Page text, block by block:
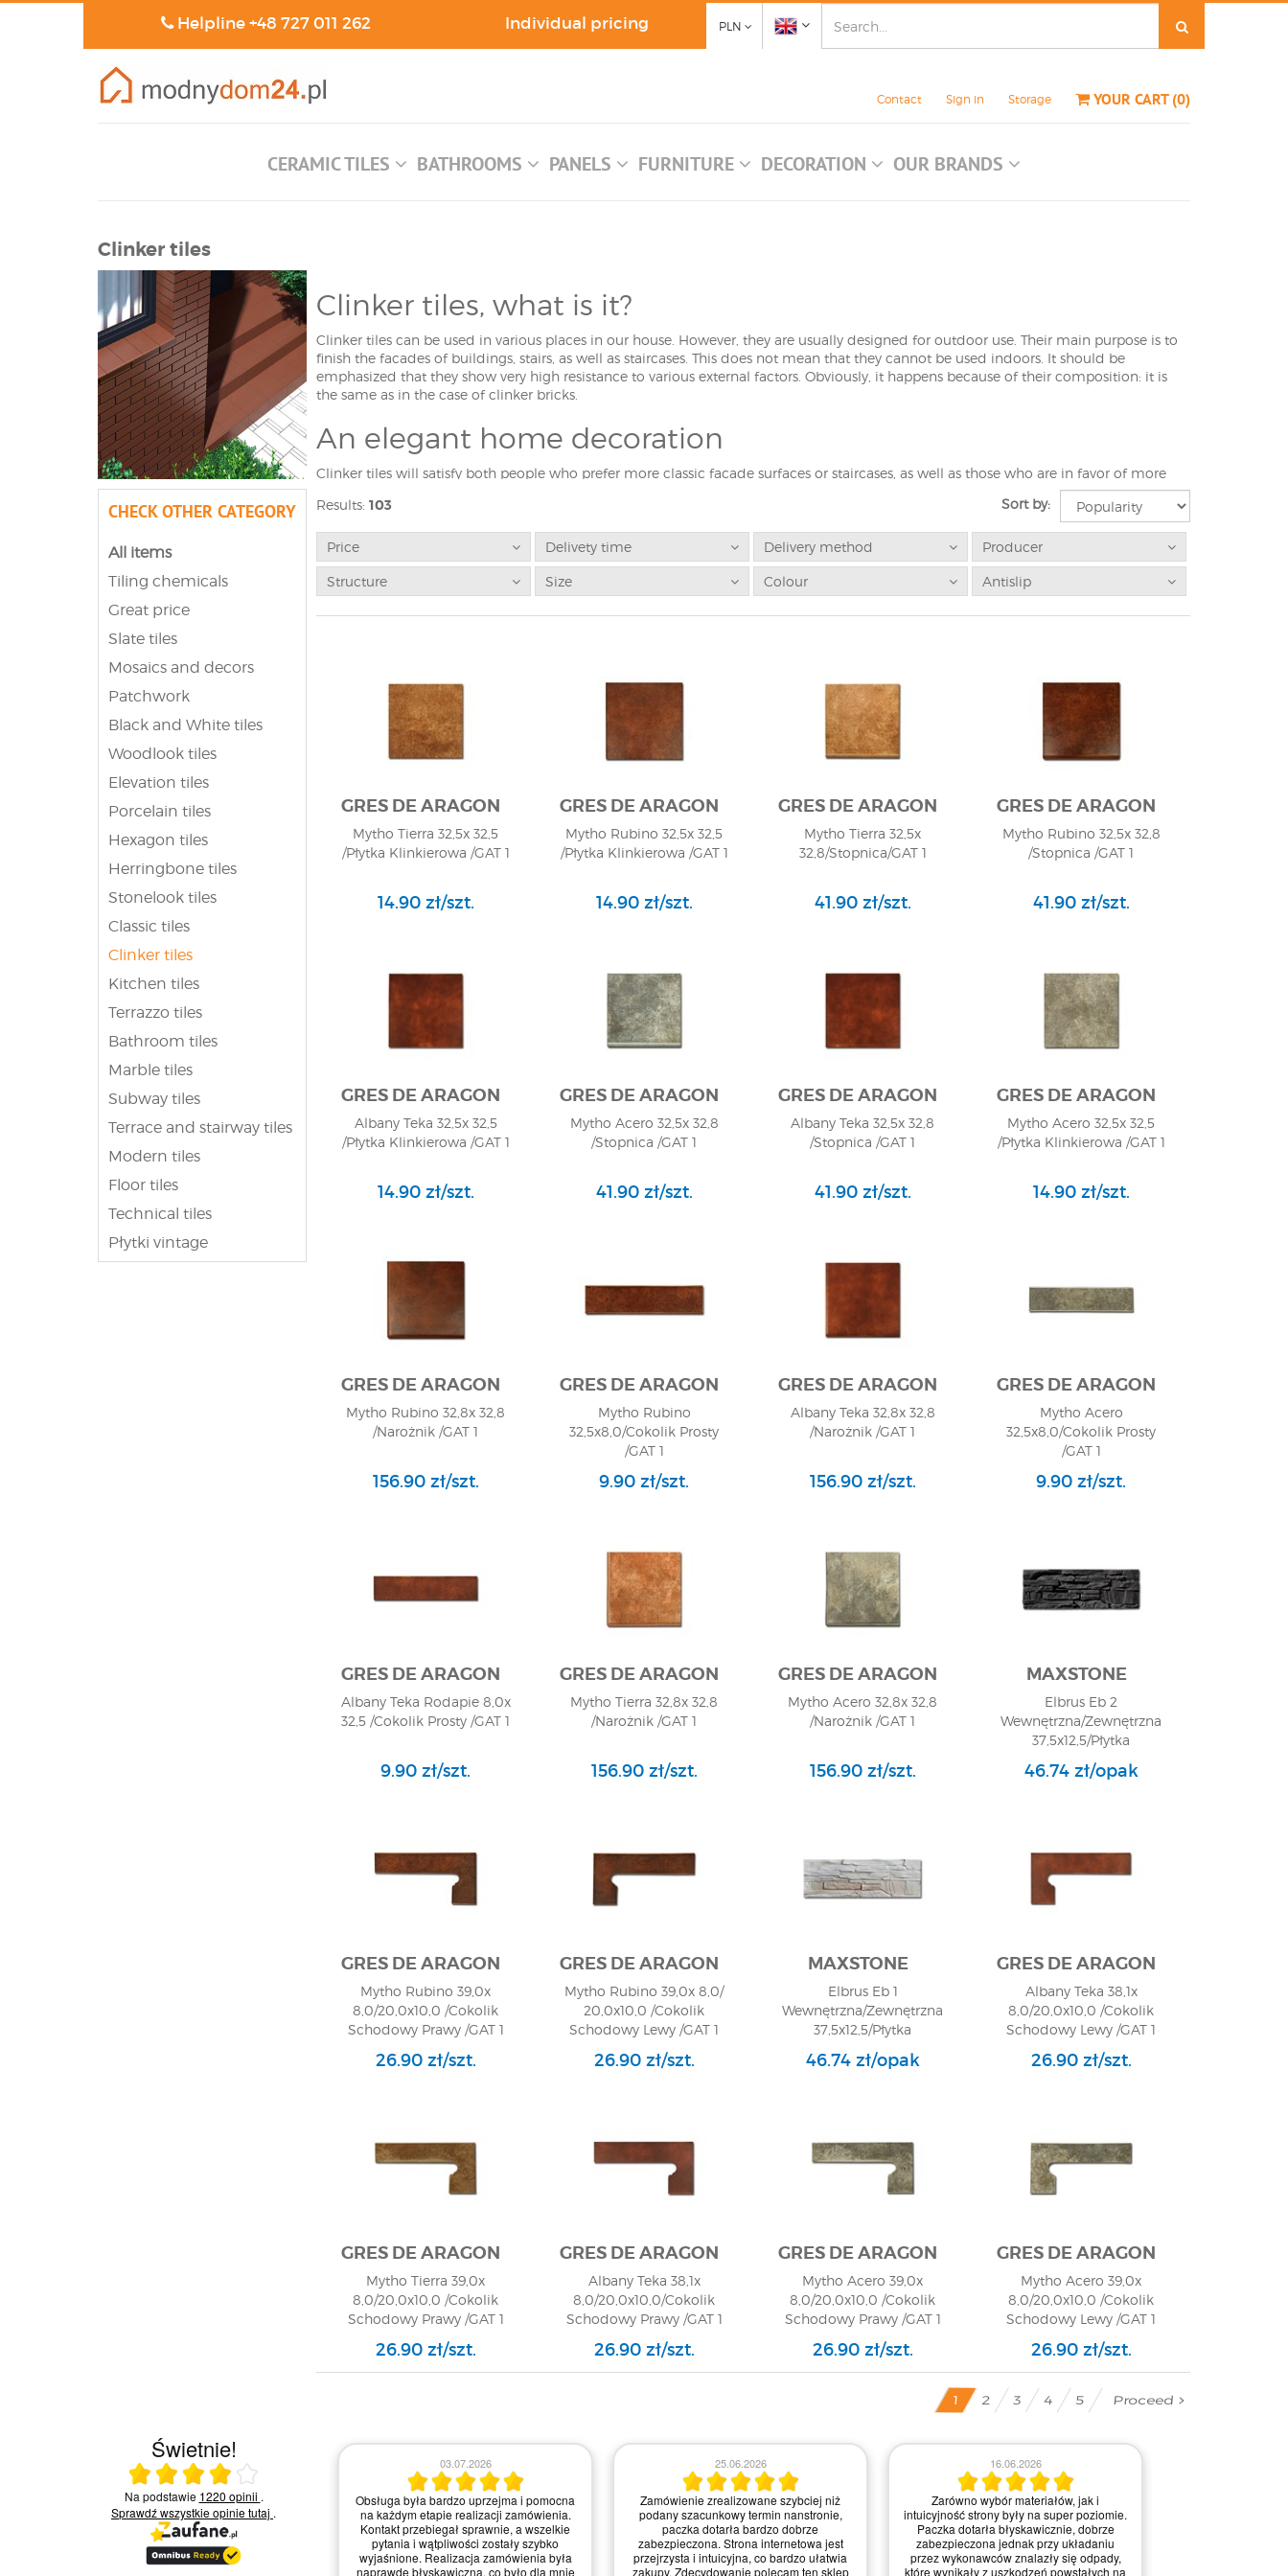
Helpline+48 727 011 262 Individual pricing PLN
Contact Sign in Storage YOUR CART(0)
CERAMIC TILES BATHROOMS PANELS FURNITURE DECORATION OUR BRANDS
Clinker tiles
Clinker tiles, what is it?
Clinker tiles can be used in various places in our house. However, they are usually designed for outdoor use. Their main purpose is to
finish the facades of buildings, stairs, as well as staircases. This does not mean that they cannot be used indoors. It should be
emphasized that they show very high resistance to various external factors. Obviously, it happens because of their composition: it is
the same as in the case of clinker bricks.
An elegant home decoration
Clinker tiles will satisfy both people who prefer more classic facade surfaces or staircases, as well as those who are in favor of more
original solutions. When deciding on the choice of ceramics, we should pay attention primarily to its size and color. It is important
that they aesthetically complement the finish of the places we choose. Whenever we are talking about finishing using building clinker
tiles for a building facade, we recommend choosing ones that will imitate brick. On the other hand, in the case when we are talking
about stair tiles, it is better to choose clinker tiles with a smooth surface. Modnydom24.pl, as a company distributing this type of
products, prioritizes the satisfaction of its customers. Therefore, if you have any suggestions and thoughts, we encourage you to share
them!
CHECK OTHER CATEGORY
All items
Tiling chemicals
Great price
Slate tiles
Mosaics and decors
Patchwork
Black and White tiles
Woodlook tiles
Elevation tiles
Porcelain tiles
Hexagon tiles
Herringbone tiles
Stonelook tiles
Classic tiles
Clinker tiles
Kitchen tiles
Terrazzo tiles
Bathroom tiles
Marble tiles
Subway tiles
Terrace and stairway tiles
Modern tiles
Floor tiles
Technical tiles
Płytki vintage
Results: 103 Sort by:
Price Delivety time Delivery method Producer
Structure Size Colour Antislip
GRES DE ARAGON
Mytho Tierra 32,5x 32,5
/Płytka Klinkierowa /GAT 1
14.90 zł/szt.
GRES DE ARAGON
Mytho Rubino 32,5x 32,5
/Płytka Klinkierowa /GAT 1
14.90 zł/szt.
GRES DE ARAGON
Mytho Tierra 32,5x
32,8/Stopnica/GAT 1
41.90 zł/szt.
GRES DE ARAGON
Mytho Rubino 32,5x 32,8
/Stopnica /GAT 1
41.90 zł/szt.
GRES DE ARAGON
Albany Teka 32,5x 32,5
/Płytka Klinkierowa /GAT 1
14.90 zł/szt.
GRES DE ARAGON
Mytho Acero 32,5x 32,8
/Stopnica /GAT 1
41.90 zł/szt.
GRES DE ARAGON
Albany Teka 32,5x 32,8
/Stopnica /GAT 1
41.90 zł/szt.
GRES DE ARAGON
Mytho Acero 32,5x 32,5
/Płytka Klinkierowa /GAT 1
14.90 zł/szt.
GRES DE ARAGON
Mytho Rubino 32,8x 32,8
/Narożnik /GAT 1
156.90 zł/szt.
GRES DE ARAGON
Mytho Rubino
32,5x8,0/Cokolik Prosty
/GAT 1
9.90 zł/szt.
GRES DE ARAGON
Albany Teka 32,8x 32,8
/Narożnik /GAT 1
156.90 zł/szt.
GRES DE ARAGON
Mytho Acero
32,5x8,0/Cokolik Prosty
/GAT 1
9.90 zł/szt.
GRES DE ARAGON
Albany Teka Rodapie 8,0x
32,5 /Cokolik Prosty /GAT 1
9.90 zł/szt.
GRES DE ARAGON
Mytho Tierra 32,8x 32,8
/Narożnik /GAT 1
156.90 zł/szt.
GRES DE ARAGON
Mytho Acero 32,8x 32,8
/Narożnik /GAT 1
156.90 zł/szt.
MAXSTONE
Elbrus Eb 2
Wewnętrzna/Zewnętrzna
37,5x12,5/Płytka
Elewacyjna/GAT 1
46.74 zł/opak
GRES DE ARAGON
Mytho Rubino 39,0x
8,0/20,0x10,0 /Cokolik
Schodowy Prawy /GAT 1
26.90 zł/szt.
GRES DE ARAGON
Mytho Rubino 39,0x 8,0/
20,0x10,0 /Cokolik
Schodowy Lewy /GAT 1
26.90 zł/szt.
MAXSTONE
Elbrus Eb 1
Wewnętrzna/Zewnętrzna
37,5x12,5/Płytka
Elewacyjna/GAT 1
46.74 zł/opak
GRES DE ARAGON
Albany Teka 38,1x
8,0/20,0x10,0 /Cokolik
Schodowy Lewy /GAT 1
26.90 zł/szt.
GRES DE ARAGON
Mytho Tierra 39,0x
8,0/20,0x10,0 /Cokolik
Schodowy Prawy /GAT 1
26.90 zł/szt.
GRES DE ARAGON
Albany Teka 38,1x
8,0/20,0x10,0/Cokolik
Schodowy Prawy /GAT 1
26.90 zł/szt.
GRES DE ARAGON
Mytho Acero 39,0x
8,0/20,0x10,0 /Cokolik
Schodowy Prawy /GAT 1
26.90 zł/szt.
GRES DE ARAGON
Mytho Acero 39,0x
8,0/20,0x10,0 /Cokolik
Schodowy Lewy /GAT 1
26.90 zł/szt.
1 2 3 4 5 Proceed
Świetnie!
Ocena średnia 4 na 5
Na podstawie 1220 opinii .
Sprawdź wszystkie opinietutaj .
16.07.2026
Zakupy w tym sklepie to czysta
przyjemność! Strona jest intuicyjna, a
dostawa błyskawiczna. Każdy element
dotarł w nienaruszonym stanie, świetnie
zabezpieczony. Z pewnością wrócę po
03.07.2026
Obsługa była bardzo uprzejma i pomocna
na każdym etapie realizacji zamówienia.
Kontakt przebiegał sprawnie, a wszelkie
pytania i wątpliwości zostały szybko
wyjaśnione. Realizacja zamówienia była
naprawdę błyskawiczna, co było dla mnie
25.06.2026
Zamówienie zrealizowane szybciej niż
podany szacunkowy termin nanstronie,
paczka dotarła bardzo dobrze
zabezpieczona. Strona internetowa jest
przejrzysta i intuicyjna, co bardzo ułatwia
zakupy. Zdecydowanie polecam ten sklep
16.06.2026
Zarówno wybór materiałów, jak i
intuicyjność strony były na super poziomie.
Paczka dotarła błyskawicznie, dobrze
zabezpieczona jednak przy układaniu
przez wykonawców znalazły się odpady,
które wynikały z uszkodzeń powstałych na